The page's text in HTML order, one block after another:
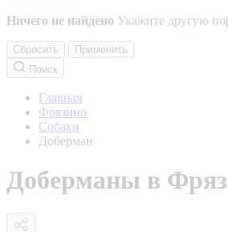
Ничего не найдено Укажите другую
Сбросить
Применить
Поиск
Главная
Фрязино
Собаки
Доберман
Доберманы в